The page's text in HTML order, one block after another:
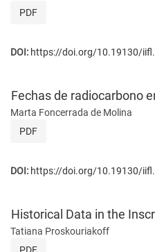
PDF
DOI: https://doi.org/10.19130/
Fechas de radiocarbono
Marta Foncerrada de Molina
PDF
DOI: https://doi.org/10.19130/
Historical Data in the
Tatiana Proskouriakoff
PDF